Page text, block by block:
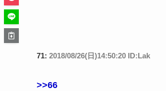
71: 2018/08/26(日)14:50:20 ID:Lak
>>66